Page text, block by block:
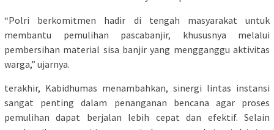
“Polri berkomitmen hadir di tengah masyarakat untuk
membantu pemulihan pascabanjir, khususnya melalui
pembersihan material sisa banjir yang mengganggu aktivitas
warga,” ujarnya.
terakhir, Kabidhumas menambahkan, sinergi lintas instansi
sangat penting dalam penanganan bencana agar proses
pemulihan dapat berjalan lebih cepat dan efektif. Selain